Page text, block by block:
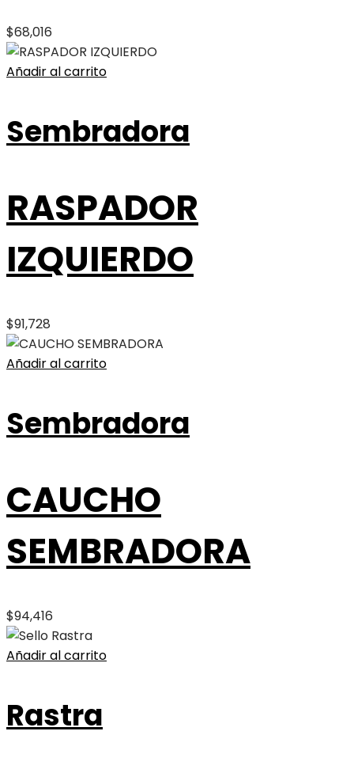
$68,016
Añadir al carrito
Sembradora
RASPADOR
IZQUIERDO
$91,728
Añadir al carrito
Sembradora
CAUCHO
SEMBRADORA
$94,416
Añadir al carrito
Rastra